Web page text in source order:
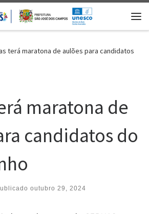
terá maratona de aulões para candidatos
maratona de
candidatos do
outubro 29, 2024